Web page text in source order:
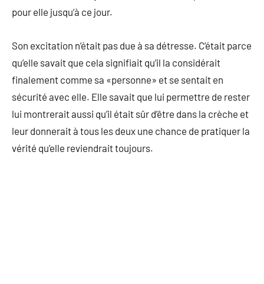
pour elle jusqu’à ce jour.
Son excitation n’était pas due à sa détresse. C’était parce
qu’elle savait que cela signifiait qu’il la considérait
finalement comme sa «personne» et se sentait en
sécurité avec elle. Elle savait que lui permettre de rester
lui montrerait aussi qu’il était sûr d’être dans la crèche et
leur donnerait à tous les deux une chance de pratiquer la
vérité qu’elle reviendrait toujours.